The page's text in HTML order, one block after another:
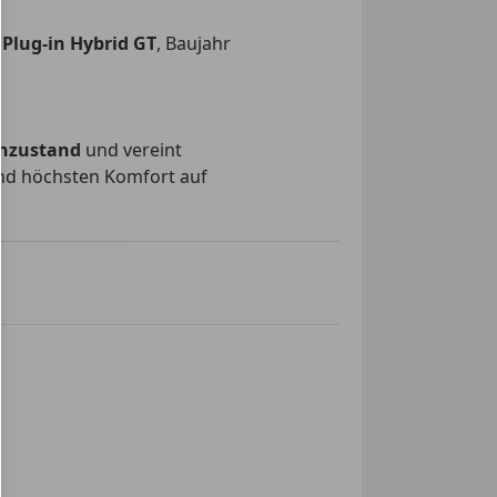
Zentralverriegelung
in Hybrid GT, Baujahr
und vereint
höchsten Komfort auf
mit seinem
umfangreichen
mit einem großzügigen
Begleiter für Familie,